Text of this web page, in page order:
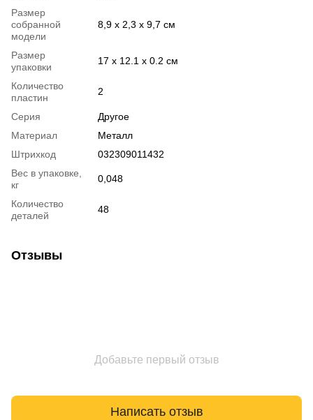
Размер
собранной
модели
8,9 х 2,3 х 9,7 см
Размер
упаковки
17 х 12.1 х 0.2 см
Количество
пластин
2
Серия
Другое
Материал
Металл
Штрихкод
032309011432
Вес в упаковке,
кг
0,048
Количество
деталей
48
Отзывы
Добавьте первый отзыв
Написать отзыв